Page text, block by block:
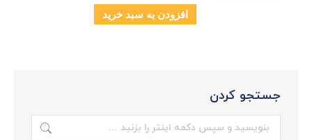
افزودن به سبد خرید
جستجو کردن
جستجو: